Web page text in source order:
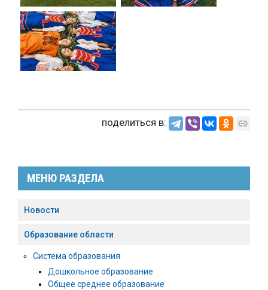
поделиться в:
МЕНЮ РАЗДЕЛА
Новости
Образование области
Система образования
Дошкольное образование
Общее среднее образование